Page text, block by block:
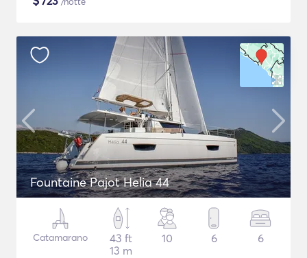
Fountaine Pajot Helia 44
Catamarano
43 ft
13 m
10 6 6